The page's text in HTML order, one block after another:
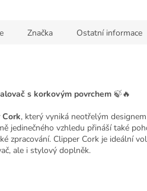
Značka Ostatní informace
s korkovým povrchem 🍃🔥
, který vyniká neotřelým
jedinečného vzhledu přináší také
zpracování. Clipper Cork je ideální
ale i stylový doplněk.